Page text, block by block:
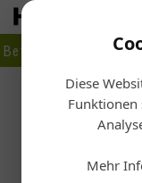
Diese
Mehr
Betrieb